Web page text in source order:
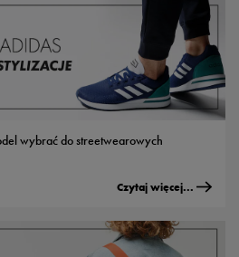
wybrać do streetwearowych
Czytaj więcej...